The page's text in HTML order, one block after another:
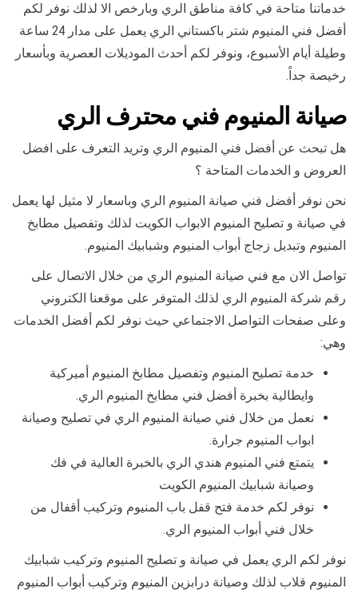
خدماتنا متاحة في كافة مناطق الري وبارخص الا لذلك نوفر لكم
أفضل فني المنيوم شتر باكستاني الري يعمل على مدار 24 ساعة
وطيلة أيام الأسبوع، ونوفر لكم أحدث الموديلات العصرية وبأسعار
رخيصة جداً.
صيانة المنيوم فني محترف الري
هل تبحث عن أفضل فني المنيوم الري وتريد التعرف على افضل
العروض و الخدمات المتاحة ؟
نحن نوفر أفضل فني صيانة المنيوم الري وباسعار لا مثيل لها يعمل
في صيانة و تصليح المنيوم الابواب الكويت لذلك وتفصيل مطابخ
المنيوم وتبديل زجاج أبواب المنيوم وشبابيك المنيوم.
تواصل الان مع فني صيانة المنيوم الري من خلال الاتصال على
رقم شركة المنيوم الري لذلك المتوفر على موقعنا الكتروني
وعلى صفحات التواصل الاجتماعي حيث نوفر لكم أفضل الخدمات
وهي:
خدمة تصليح المنيوم وتفصيل مطابخ المنيوم أميركية
وايطالية بخبرة أفضل فني مطابخ المنيوم الري.
نعمل من خلال فني صيانة المنيوم الري في تصليح وصيانة
ابواب المنيوم جرارة.
يتمتع فني المنيوم هندي الري بالخبرة العالية في فك
وصيانة شبابيك المنيوم الكويت
نوفر لكم خدمة فتح قفل باب المنيوم وتركيب أقفال من
خلال فني أبواب المنيوم الري.
نوفر لكم الري يعمل في صيانة و تصليح المنيوم وتركيب شبابيك
المنيوم قلاب لذلك وصيانة درابزين المنيوم وتركيب أبواب المنيوم